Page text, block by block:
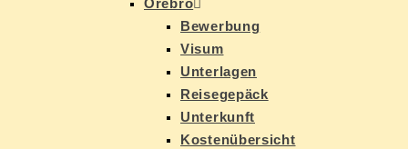
Öre­b­ro
Be­wer­bung
Vi­sum
Un­ter­la­gen
Rei­se­ge­päck
Un­ter­kunft
Kos­ten­über­sicht